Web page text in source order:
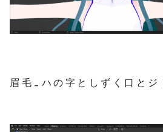
眉毛_ハの字としずく口とジ